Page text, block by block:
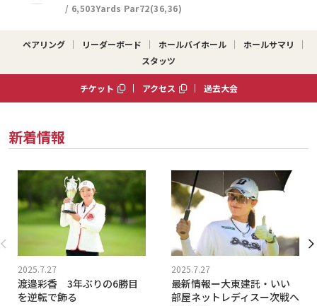
/ 6,503Yards Par72(36,36)
ペアリング リーダーボード ホールバイホール
ホールサマリ
スタッツ
チケット アクセス 過去大会
新着情報
2025.7.27
渡邉彩香 3年ぶりの6勝目
を逆転で飾る
2025.7.27
最新情報ー大東建託・いい
部屋ネットレディスー次戦へ